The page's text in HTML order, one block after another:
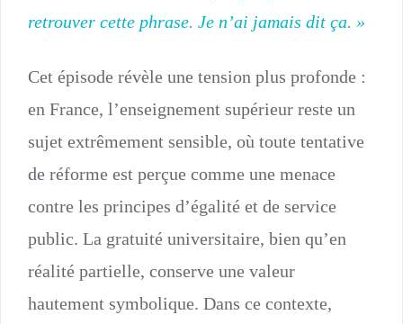
retrouver cette phrase. Je n’ai jamais dit ça. »
Cet épisode révèle une tension plus profonde :
en France, l’enseignement supérieur reste un
sujet extrêmement sensible, où toute tentative
de réforme est perçue comme une menace
contre les principes d’égalité et de service
public. La gratuité universitaire, bien qu’en
réalité partielle, conserve une valeur
hautement symbolique. Dans ce contexte,